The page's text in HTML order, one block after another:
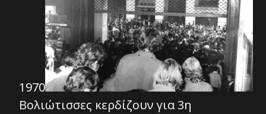
1970
Βολιώτισσες κερδίζουν για 3η